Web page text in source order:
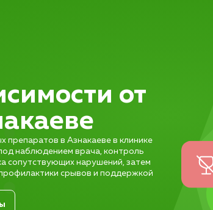
от
препаратов в Азнакаеве в клинике
наблюдением врача, контроль
сопутствующих нарушений, затем
срывов и поддержкой